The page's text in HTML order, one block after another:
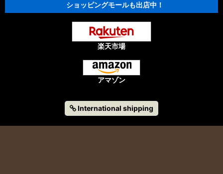
ショッピングモールも出店中！
楽天市場
アマゾン
International shipping